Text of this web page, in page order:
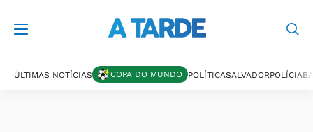
ÚLTIMAS NOTÍCIAS COPA DO MUNDO POLÍTICASALVADORPOLÍCIA